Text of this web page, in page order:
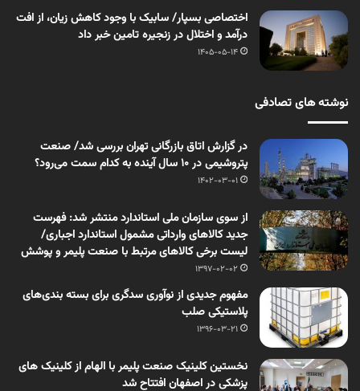
اختصاصی بسپار/ سابیک با وجود کاهش زیان، از افت
درآمد و اختلال در زنجیره تامین خبر داد
1405-05-14
نوشته های تصادفی
در گزارش اتاق بازرگانی تهران بررسی شد/ صنعت
پتروشیمی در ۱۰ سال آینده به کدام سمت می‌رود؟
1402-03-01
از سوی سازمان ملی استاندارد منتشر شد: فهرست
جدید کالاهای وارداتی مشمول استاندارد اجباری/
لیست برخی کالاهای مرتبط با صنعت پلیمر و پوشش
1397-02-02
مفهوم جدیدی از نوآوری سدگری برای بسته بندی‌های
پلاستیکی صلب
1396-03-21
نخستین کلینیک صنعت پلیمر با الهام از کلینیک های
پزشکی در اصفهان افتتاح شد